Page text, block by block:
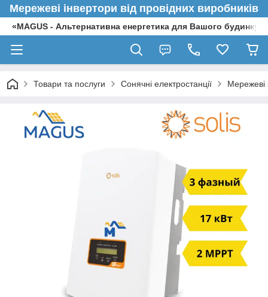
Мережеві інвертори від провідних виробників
«MAGUS - Альтернативна енергетика для Вашого будинку»
Товари та послуги Сонячні електростанції Мережеві